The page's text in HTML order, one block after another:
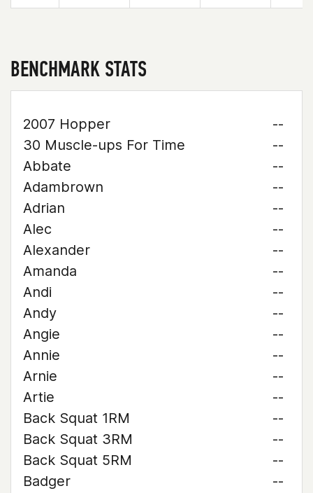
BENCHMARK STATS
2007 Hopper
--
30 Muscle-ups For Time
--
Abbate
--
Adambrown
--
Adrian
--
Alec
--
Alexander
--
Amanda
--
Andi
--
Andy
--
Angie
--
Annie
--
Arnie
--
Artie
--
Back Squat 1RM
--
Back Squat 3RM
--
Back Squat 5RM
--
Badger
--